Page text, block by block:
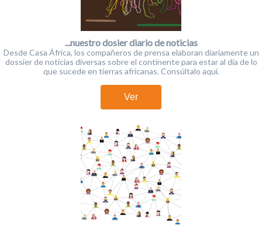
...nuestro dosier diario de noticias
Desde Casa África, los compañeros de prensa elaboran diariamente un
dossier de noticias diversas sobre el continente para estar al día de lo
que sucede en tierras africanas. Consúltalo aquí.
Ver